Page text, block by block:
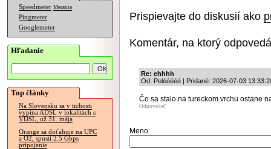
Speedmeter Merania
Pingmeter
Googlemeter
Hľadanie
Top články
Na Slovensku sa v tichosti
vypína ADSL v lokalitách s
VDSL, už 31. mája
Orange sa doťahuje na UPC
a O2, spustí 2.5 Gbps
pripojenie
Prispievajte do diskusií ako
Komentár, na ktorý
Re: ehhhh
Od: Pelééééé | Pridané: 2026-07-03
Čo sa stalo na tureckom vrchu ostane
Odpovedať
Meno: